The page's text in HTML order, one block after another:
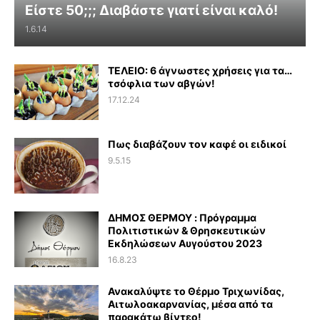
Είστε 50;;; Διαβάστε γιατί είναι καλό!
1.6.14
ΤΕΛΕΙΟ: 6 άγνωστες χρήσεις για τα…
τσόφλια των αβγών!
17.12.24
Πως διαβάζουν τον καφέ οι ειδικοί
9.5.15
ΔΗΜΟΣ ΘΕΡΜΟΥ : Πρόγραμμα
Πολιτιστικών & Θρησκευτικών
Εκδηλώσεων Αυγούστου 2023
16.8.23
Ανακαλύψτε το Θέρμο Τριχωνίδας,
Αιτωλοακαρνανίας, μέσα από τα
παρακάτω βίντεο!